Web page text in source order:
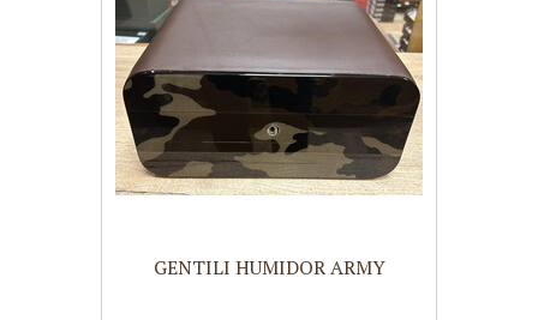
GENTILI HUMIDOR ARMY